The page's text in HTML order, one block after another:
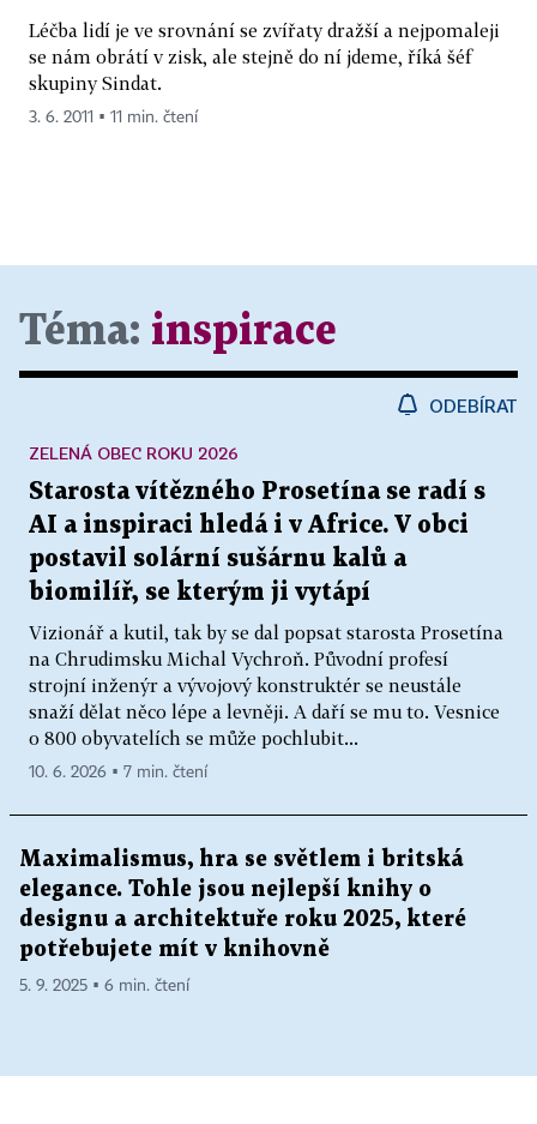
Léčba lidí je ve srovnání se zvířaty dražší a nejpomaleji
se nám obrátí v zisk, ale stejně do ní jdeme, říká šéf
skupiny Sindat.
3. 6. 2011 ▪ 11 min. čtení
Téma: inspirace
ODEBÍRAT
Starosta vítězného Prosetína se radí s
AI a inspiraci hledá i v Africe. V obci
postavil solární sušárnu kalů a
biomilíř, se kterým ji vytápí
Vizionář a kutil, tak by se dal popsat starosta Prosetína
na Chrudimsku Michal Vychroň. Původní profesí
strojní inženýr a vývojový konstruktér se neustále
snaží dělat něco lépe a levněji. A daří se mu to. Vesnice
o 800 obyvatelích se může pochlubit...
ZELENÁ OBEC ROKU 2026
10. 6. 2026 ▪ 7 min. čtení
Maximalismus, hra se světlem i britská
elegance. Tohle jsou nejlepší knihy o
designu a architektuře roku 2025, které
potřebujete mít v knihovně
5. 9. 2025 ▪ 6 min. čtení